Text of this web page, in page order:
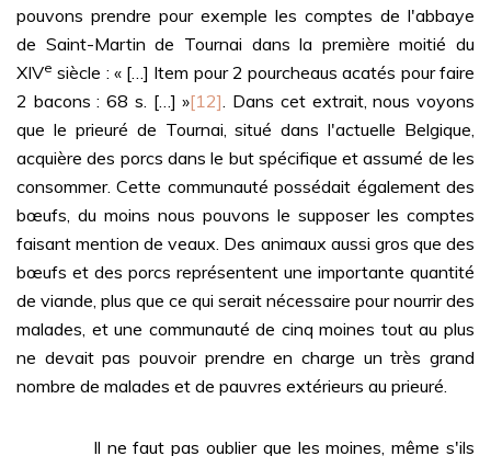
pouvons prendre pour exemple les comptes de l'abbaye
de Saint-Martin de Tournai dans la première moitié du
XIVe siècle : « […] Item pour 2 pourcheaus acatés pour faire
2 bacons : 68 s. […] »[12]. Dans cet extrait, nous voyons
que le prieuré de Tournai, situé dans l'actuelle Belgique,
acquière des porcs dans le but spécifique et assumé de les
consommer. Cette communauté possédait également des
bœufs, du moins nous pouvons le supposer les comptes
faisant mention de veaux. Des animaux aussi gros que des
bœufs et des porcs représentent une importante quantité
de viande, plus que ce qui serait nécessaire pour nourrir des
malades, et une communauté de cinq moines tout au plus
ne devait pas pouvoir prendre en charge un très grand
nombre de malades et de pauvres extérieurs au prieuré.
Il ne faut pas oublier que les moines, même s'ils